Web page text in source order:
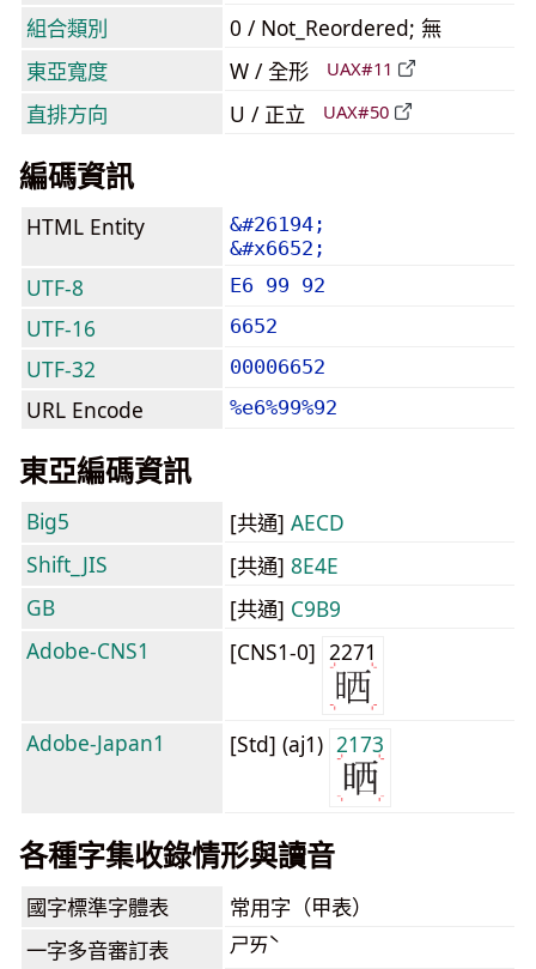
組合類別
0 / Not_Reordered; 無
東亞寬度
W / 全形 UAX#11
直排方向 U / 正立 UAX#50
編碼資訊
HTML Entity
&#26194;
&#x6652;
UTF-8 E6 99 92
UTF-16 6652
UTF-32 00006652
URL Encode %e6%99%92
東亞編碼資訊
Big5 [共通] AECD
Shift_JIS
[共通] 8E4E
GB
[共通] C9B9
Adobe-CNS1
[CNS1-0] 2271
Adobe-Japan1 [Std] (aj1) 2173
各種字集收錄情形與讀音
國字標準字體表 常用字（甲表）
一字多音審訂表 ㄕㄞˋ